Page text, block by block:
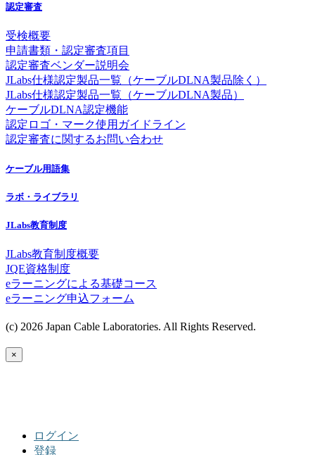
認定審査
受検概要
申請書類・認定審査項目
認定審査ベンダー説明会
JLabs仕様認定製品一覧（ケーブルDLNA製品除く）
JLabs仕様認定製品一覧（ケーブルDLNA製品）
ケーブルDLNA認定機能
認定ロゴ・マーク使用ガイドライン
認定審査に関するお問い合わせ
ケーブル用語集
ラボ・ライブラリ
JLabs教育制度
JLabs教育制度概要
JQE資格制度
eラーニングによる基礎コース
eラーニング申込フォーム
(c) 2026 Japan Cable Laboratories. All Rights Reserved.
×
ログイン
登録